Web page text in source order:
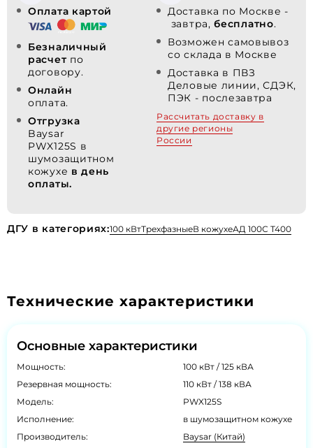
Оплата картой
Безналичный
расчет по
договору.
Онлайн
оплата.
Отгрузка
Baysar
PWX125S в
шумозащитном
кожухе в день
оплаты.
Доставка по Москве -
завтра,бесплатно.
Возможен самовывоз
со склада в Москве
Доставка в ПВЗ
Деловые линии, СДЭК,
ПЭК - послезавтра
Рассчитать доставку в
другие регионы
России
ДГУ в категориях:100 кВтТрехфазныеВ кожухеАД 100С Т400
Технические характеристики
Основные характеристики
Мощность:
100 кВт / 125 кВА
Резервная мощность:
110 кВт / 138 кВА
Модель:
PWX125S
Исполнение:
в шумозащитном кожухе
Производитель:
Baysar (Китай)